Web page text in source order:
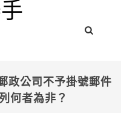
政公司不予掛號郵件
何者為非？